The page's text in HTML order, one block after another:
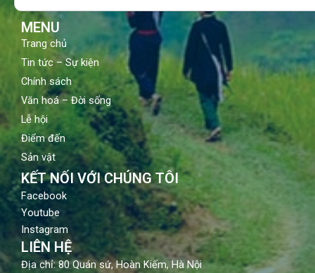
MENU
Trang chủ
Tin tức – Sự kiện
Chính sách
Văn hoá – Đời sống
Lễ hội
Điểm đến
Sản vật
KẾT NỐI VỚI CHÚNG TÔI
Facebook
Youtube
Instagram
LIÊN HỆ
Địa chỉ: 80 Quán sứ, Hoàn Kiếm, Hà Nội